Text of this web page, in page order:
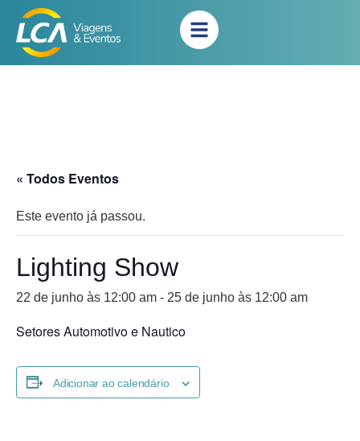
« Todos Eventos
Este evento já passou.
Lighting Show
22 de junho às 12:00 am - 25 de junho às 12:00 am
Setores Automotivo e Nautico
Adicionar ao calendário